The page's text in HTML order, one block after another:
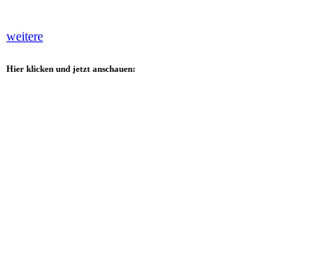
weitere
Hier klicken und jetzt anschauen: